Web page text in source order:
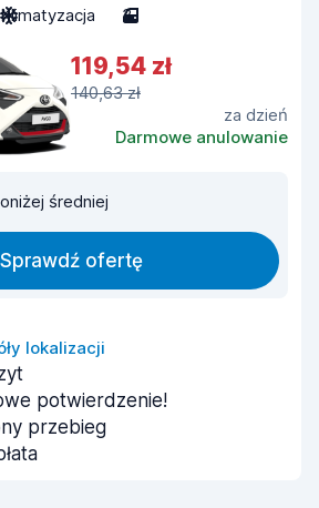
Klimatyzacja 3
119,54 zł
140,63 zł
za dzień
Darmowe anulowanie
średniej
Sprawdź ofertę
lokalizacji
potwierdzenie!
przebieg